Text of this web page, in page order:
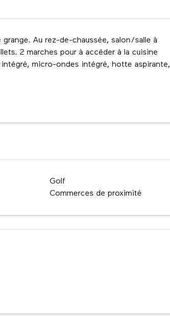
Au rez-de-chaussée, salon/salle à
2 marches pour à accéder à la cuisine
micro-ondes intégré, hotte aspirante,
Golf
Commerces de proximité